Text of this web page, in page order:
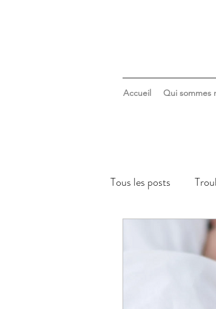
Accueil Qui sommes
Tous les posts
Sommeil & santé